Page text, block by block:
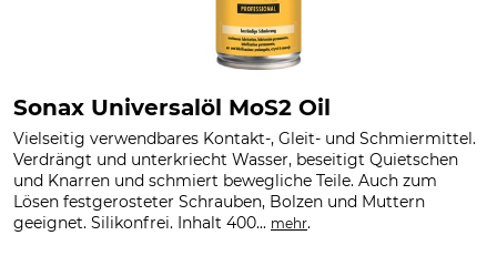
Sonax Universalöl MoS2 Oil
Vielseitig verwendbares Kontakt-, Gleit- und Schmiermittel.
Verdrängt und unterkriecht Wasser, beseitigt Quietschen
und Knarren und schmiert bewegliche Teile. Auch zum
Lösen festgerosteter Schrauben, Bolzen und Muttern
geeignet. Silikonfrei. Inhalt 400... mehr.